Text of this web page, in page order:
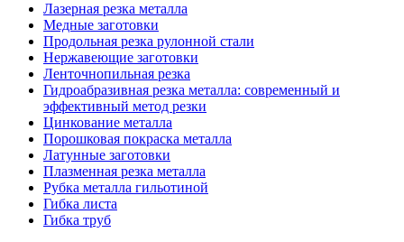
Лазерная резка металла
Медные заготовки
Продольная резка рулонной стали
Нержавеющие заготовки
Ленточнопильная резка
Гидроабразивная резка металла: современный и
эффективный метод резки
Цинкование металла
Порошковая покраска металла
Латунные заготовки
Плазменная резка металла
Рубка металла гильотиной
Гибка листа
Гибка труб